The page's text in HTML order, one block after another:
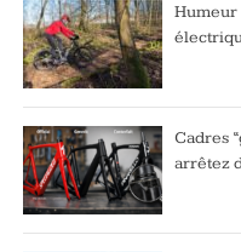
Humeur
Cadres
arrêtez